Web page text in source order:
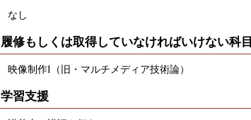
なし
履修もしくは取得していなければいけない科目
映像制作I（旧・マルチメディア技術論）
学習支援